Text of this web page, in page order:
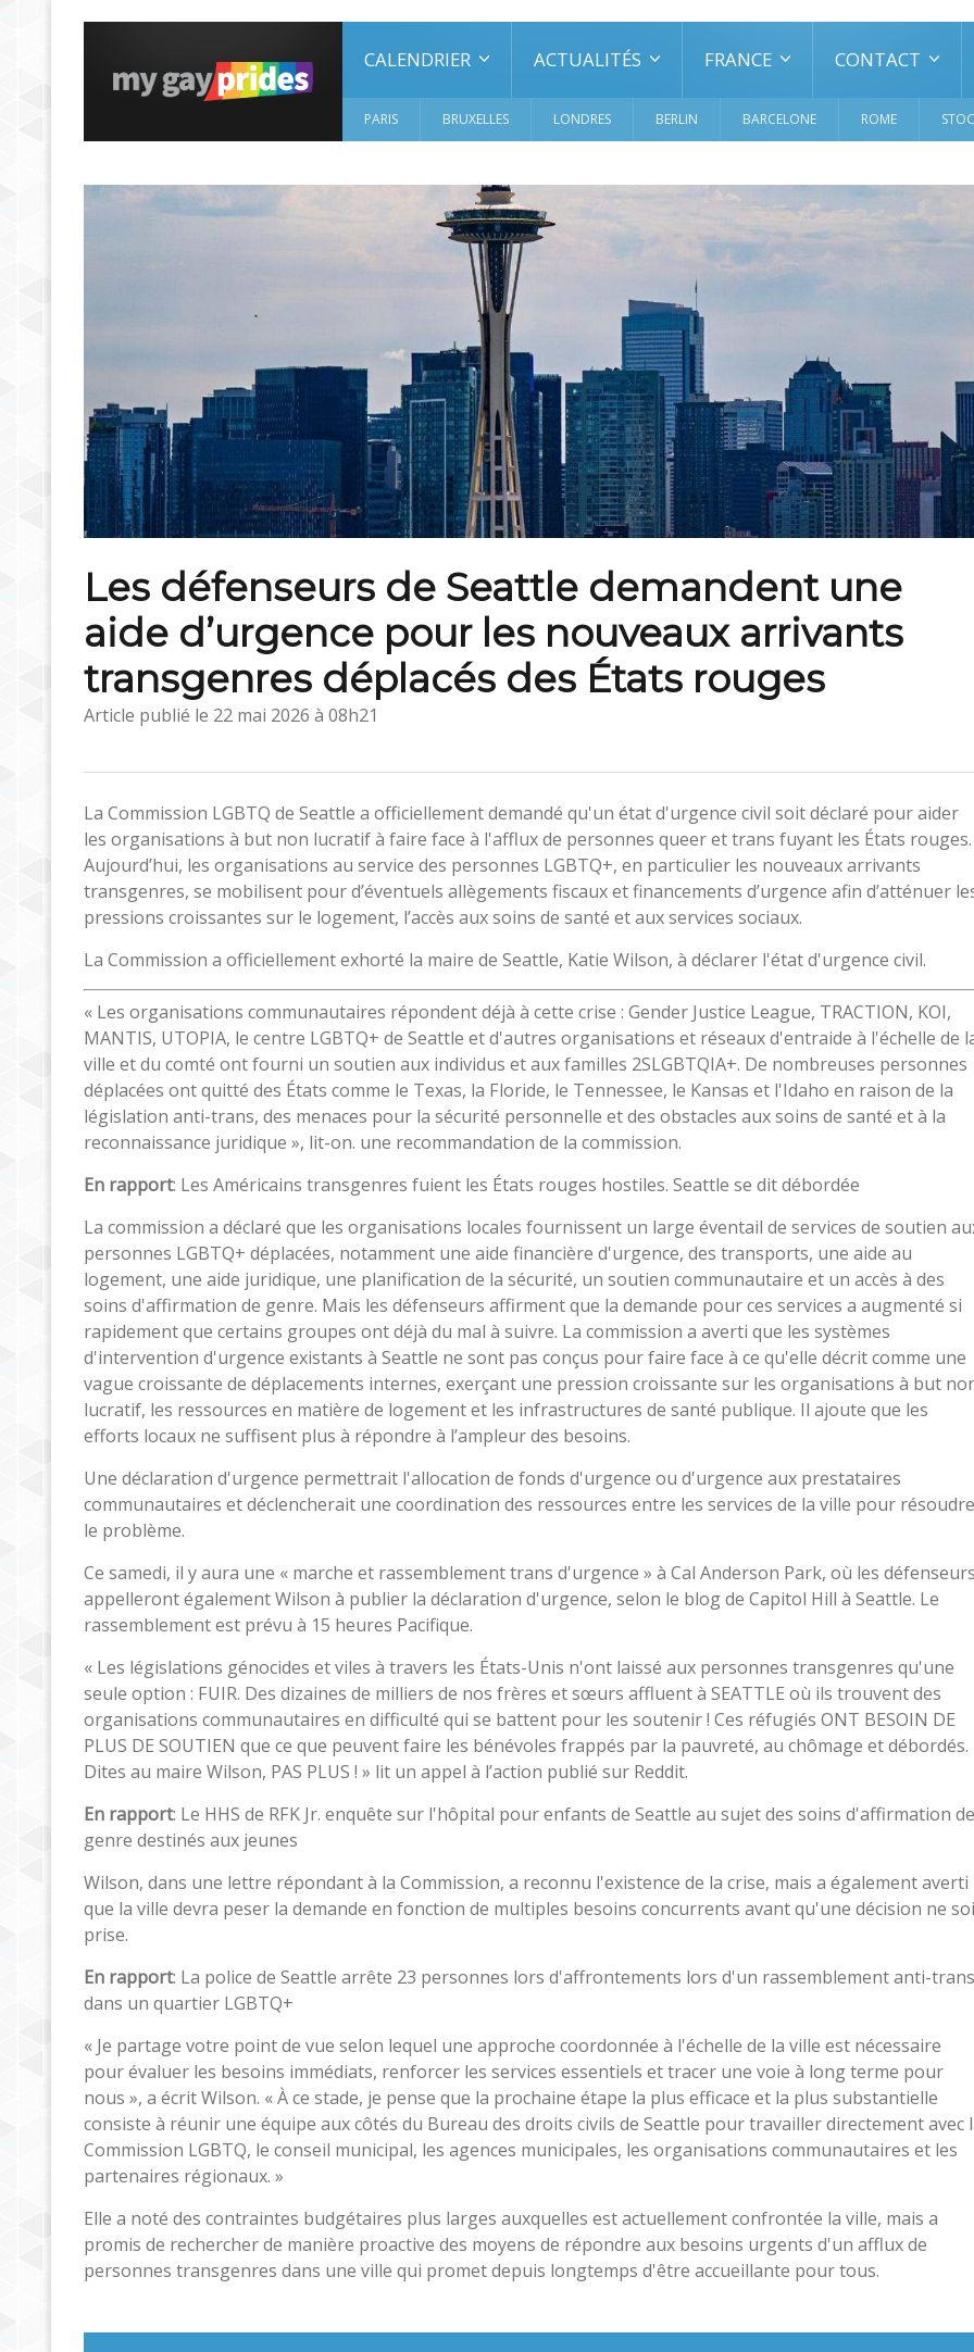
CALENDRIER ACTUALITÉS FRANCE CONTACT
PARIS BRUXELLES LONDRES BERLIN BARCELONE ROME
Les défenseurs de Seattle demandent une
aide d’urgence pour les nouveaux arrivants
transgenres déplacés des États rouges
Article publié le 22 mai 2026 à 08h21
La Commission LGBTQ de Seattle a officiellement demandé qu'un état d'urgence civil soit déclaré pour aider
les organisations à but non lucratif à faire face à l'afflux de personnes queer et trans fuyant les États rouges.
Aujourd’hui, les organisations au service des personnes LGBTQ+, en particulier les nouveaux arrivants
transgenres, se mobilisent pour d’éventuels allègements fiscaux et financements d’urgence afin d’atténuer
pressions croissantes sur le logement, l’accès aux soins de santé et aux services sociaux.
La Commission a officiellement exhorté la maire de Seattle, Katie Wilson, à déclarer l'état d'urgence civil.
« Les organisations communautaires répondent déjà à cette crise : Gender Justice League, TRACTION, KOI,
MANTIS, UTOPIA, le centre LGBTQ+ de Seattle et d'autres organisations et réseaux d'entraide à l'échelle de
ville et du comté ont fourni un soutien aux individus et aux familles 2SLGBTQIA+. De nombreuses personnes
déplacées ont quitté des États comme le Texas, la Floride, le Tennessee, le Kansas et l'Idaho en raison de la
législation anti-trans, des menaces pour la sécurité personnelle et des obstacles aux soins de santé et à la
reconnaissance juridique », lit-on. une recommandation de la commission.
En rapport: Les Américains transgenres fuient les États rouges hostiles. Seattle se dit débordée
La commission a déclaré que les organisations locales fournissent un large éventail de services de soutien
personnes LGBTQ+ déplacées, notamment une aide financière d'urgence, des transports, une aide au
logement, une aide juridique, une planification de la sécurité, un soutien communautaire et un accès à des
soins d'affirmation de genre. Mais les défenseurs affirment que la demande pour ces services a augmenté si
rapidement que certains groupes ont déjà du mal à suivre. La commission a averti que les systèmes
d'intervention d'urgence existants à Seattle ne sont pas conçus pour faire face à ce qu'elle décrit comme une
vague croissante de déplacements internes, exerçant une pression croissante sur les organisations à but
lucratif, les ressources en matière de logement et les infrastructures de santé publique. Il ajoute que les
efforts locaux ne suffisent plus à répondre à l’ampleur des besoins.
Une déclaration d'urgence permettrait l'allocation de fonds d'urgence ou d'urgence aux prestataires
communautaires et déclencherait une coordination des ressources entre les services de la ville pour résoudre
le problème.
Ce samedi, il y aura une « marche et rassemblement trans d'urgence » à Cal Anderson Park, où les
appelleront également Wilson à publier la déclaration d'urgence, selon le blog de Capitol Hill à Seattle. Le
rassemblement est prévu à 15 heures Pacifique.
« Les législations génocides et viles à travers les États-Unis n'ont laissé aux personnes transgenres qu'une
seule option : FUIR. Des dizaines de milliers de nos frères et sœurs affluent à SEATTLE où ils trouvent des
organisations communautaires en difficulté qui se battent pour les soutenir ! Ces réfugiés ONT BESOIN DE
PLUS DE SOUTIEN que ce que peuvent faire les bénévoles frappés par la pauvreté, au chômage et débordés.
Dites au maire Wilson, PAS PLUS ! » lit un appel à l’action publié sur Reddit.
En rapport: Le HHS de RFK Jr. enquête sur l'hôpital pour enfants de Seattle au sujet des soins d'affirmation de
genre destinés aux jeunes
Wilson, dans une lettre répondant à la Commission, a reconnu l'existence de la crise, mais a également averti
que la ville devra peser la demande en fonction de multiples besoins concurrents avant qu'une décision ne
prise.
En rapport: La police de Seattle arrête 23 personnes lors d'affrontements lors d'un rassemblement anti-trans
dans un quartier LGBTQ+
« Je partage votre point de vue selon lequel une approche coordonnée à l'échelle de la ville est nécessaire
pour évaluer les besoins immédiats, renforcer les services essentiels et tracer une voie à long terme pour
nous », a écrit Wilson. « À ce stade, je pense que la prochaine étape la plus efficace et la plus substantielle
consiste à réunir une équipe aux côtés du Bureau des droits civils de Seattle pour travailler directement avec
Commission LGBTQ, le conseil municipal, les agences municipales, les organisations communautaires et les
partenaires régionaux. »
Elle a noté des contraintes budgétaires plus larges auxquelles est actuellement confrontée la ville, mais a
promis de rechercher de manière proactive des moyens de répondre aux besoins urgents d'un afflux de
personnes transgenres dans une ville qui promet depuis longtemps d'être accueillante pour tous.